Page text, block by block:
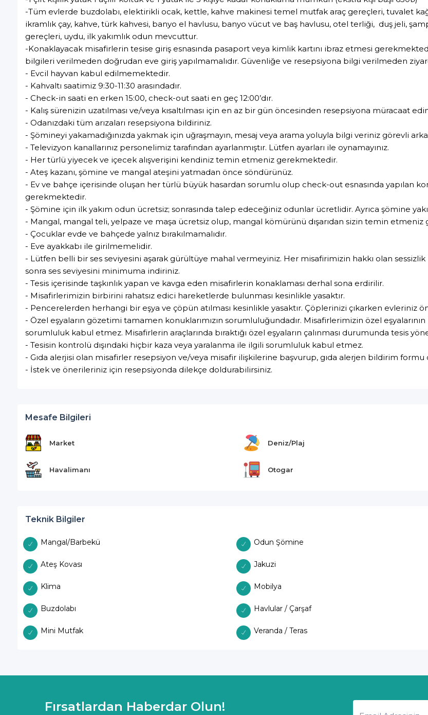
-Tüm evlerde buzdolabı, elektirikli ocak, kettle, kahve makinesi temel mutfak araç gereçleri, tuvalet
ikramlık çay, kahve, türk kahvesi, banyo el havlusu, banyo vücut ve baş havlusu, otel terliği, duş jeli,
gereçleri, uydu, ilk yakımlık odun mevcuttur.
-Konaklayacak misafirlerin tesise giriş esnasında pasaport veya kimlik kartını ibraz etmesi
bilgileri verilmeden doğrudan eve giriş yapılmamalıdır. Güvenliğe ve resepsiyona bilgi verilmeden
- Evcil hayvan kabul edilmemektedir.
- Kahvaltı saatimiz 9:30-11:30 arasındadır.
- Check-in saati en erken 15:00, check-out saati en geç 12:00’dır.
- Kalış sürenizin uzatılması ve/veya kısaltılması için en az bir gün öncesinden resepsiyona müracaat
- Odanızdaki tüm arızaları resepsiyona bildiriniz.
- Şömineyi yakamadığınızda yakmak için uğraşmayın, mesaj veya arama yoluyla bilgi veriniz görevli
- Televizyon kanallarınız personelimiz tarafından ayarlanmıştır. Lütfen ayarları ile oynamayınız.
- Her türlü yiyecek ve içecek alışverişini kendiniz temin etmeniz gerekmektedir.
- Ateş kazanı, şömine ve mangal ateşini yatmadan önce söndürünüz.
- Ev ve bahçe içerisinde oluşan her türlü büyük hasardan sorumlu olup check-out esnasında yapılan
gerekmektedir.
- Şömine için ilk yakım odun ücretsiz; sonrasında talep edeceğiniz odunlar ücretlidir. Ayrıca şömine
- Mangal, mangal teli, yelpaze ve maşa ücretsiz olup, mangal kömürünü dışarıdan sizin temin
- Çocuklar evde ve bahçede yalnız bırakılmamalıdır.
- Eve ayakkabı ile girilmemelidir.
- Lütfen belli bir ses seviyesini aşarak gürültüye mahal vermeyiniz. Her misafirimizin hakkı olan sessizlik
sonra ses seviyesini minimuma indiriniz.
- Tesis içerisinde taşkınlık yapan ve kavga eden misafirlerin konaklaması derhal sona erdirilir.
- Misafirlerimizin birbirini rahatsız edici hareketlerde bulunması kesinlikle yasaktır.
- Pencerelerden herhangi bir eşya ve çöpün atılması kesinlikle yasaktır. Çöplerinizi çıkarken evleriniz
- Özel eşyaların gözetimi tamamen konuklarımızın sorumluluğundadır. Misafirlerimizin özel
sorumluluk kabul etmez. Misafirlerin araçlarında bıraktığı özel eşyaların çalınması durumunda tesis
- Tesisin kontrolü dışındaki hiçbir kaza veya yaralanma ile ilgili sorumluluk kabul etmez.
- Gıda alerjisi olan misafirler resepsiyon ve/veya misafir ilişkilerine başvurup, gıda alerjen bildirim formu
- İstek ve önerileriniz için resepsiyonda dilekçe doldurabilirsiniz.
Mesafe Bilgileri
Market Deniz/Plaj
Havalimanı Otogar
Teknik Bilgiler
Mangal/Barbekü Odun Şömine
Ateş Kovası Jakuzi
Klima Mobilya
Buzdolabı Havlular / Çarşaf
Mini Mutfak Veranda / Teras
Fırsatlardan Haberdar Olun!